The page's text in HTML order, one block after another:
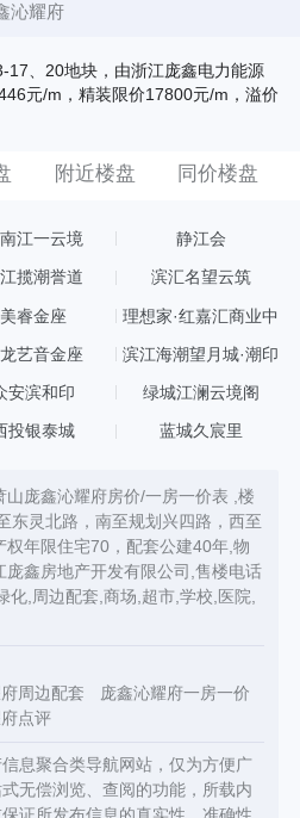
沁耀府
17、20地块，由浙江庞鑫电力能源
元/m，精装限价17800元/m，溢价
附近楼盘 同价楼盘
江一云境 静江会
揽潮誉道 滨汇名望云筑
美睿金座
理想家·红嘉汇商业中
艺音金座 滨江海潮望月城·潮印
安滨和印 绿城江澜云境阁
投银泰城 蓝城久宸里
庞鑫沁耀府房价/一房一价表 ,楼
东灵北路，南至规划兴四路，西至
年限住宅70，配套公建40年,物
鑫房地产开发有限公司,售楼电话
化,周边配套,商场,超市,学校,医院,
周边配套
庞鑫沁耀府一房一价
点评
息聚合类导航网站，仅为方便广
无偿浏览、查阅的功能，所载内